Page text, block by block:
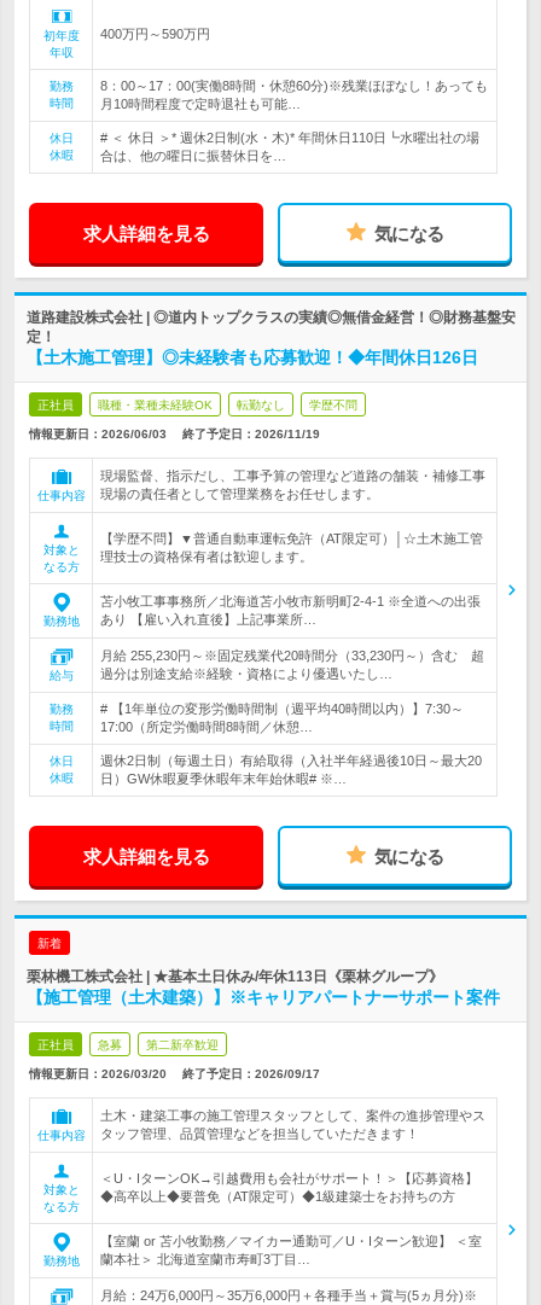
初年度
年収
400万円～590万円
勤務
時間
8：00～17：00(実働8時間・休憩60分)※残業ほぼなし！あっても
月10時間程度で定時退社も可能…
休日
休暇
# ＜ 休日 ＞* 週休2日制(水・木)* 年間休日110日┗水曜出社の場
合は、他の曜日に振替休日を…
求人詳細を見る 気になる
道路建設株式会社 | ◎道内トップクラスの実績◎無借金経営！◎財務基盤安
定！
【土木施工管理】◎未経験者も応募歓迎！◆年間休日126日
正社員 職種・業種未経験OK 転勤なし 学歴不問
情報更新日：2026/06/03 終了予定日： 2026/11/19
仕事内容
現場監督、指示だし、工事予算の管理など道路の舗装・補修工事
現場の責任者として管理業務をお任せします。
対象と
なる方
【学歴不問】▼普通自動車運転免許（AT限定可）│☆土木施工管
理技士の資格保有者は歓迎します。
勤務地
苫小牧工事事務所／北海道苫小牧市新明町2-4-1 ※全道への出張
あり 【雇い入れ直後】上記事業所…
給与
月給 255,230円～※固定残業代20時間分（33,230円～）含む 超
過分は別途支給※経験・資格により優遇いたし…
勤務
時間
# 【1年単位の変形労働時間制（週平均40時間以内）】7:30～
17:00（所定労働時間8時間／休憩…
休日
休暇
週休2日制（毎週土日）有給取得（入社半年経過後10日～最大20
日）GW休暇夏季休暇年末年始休暇# ※…
求人詳細を見る 気になる
新着
栗林機工株式会社 | ★基本土日休み/年休113日《栗林グループ》
【施工管理（土木建築）】※キャリアパートナーサポート案件
正社員 急募 第二新卒歓迎
情報更新日：2026/03/20 終了予定日： 2026/09/17
仕事内容
土木・建築工事の施工管理スタッフとして、案件の進捗管理やス
タッフ管理、品質管理などを担当していただきます！
対象と
なる方
＜U・IターンOK→引越費用も会社がサポート！＞【応募資格】
◆高卒以上◆要普免（AT限定可）◆1級建築士をお持ちの方
勤務地
【室蘭 or 苫小牧勤務／マイカー通勤可／U・Iターン歓迎】 ＜室
蘭本社＞ 北海道室蘭市寿町3丁目…
月給：24万6,000円～35万6,000円＋各種手当＋賞与(5ヵ月分)※